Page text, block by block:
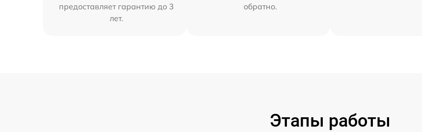
предоставляет гарантию до 3
лет.
обратно.
Этапы работы